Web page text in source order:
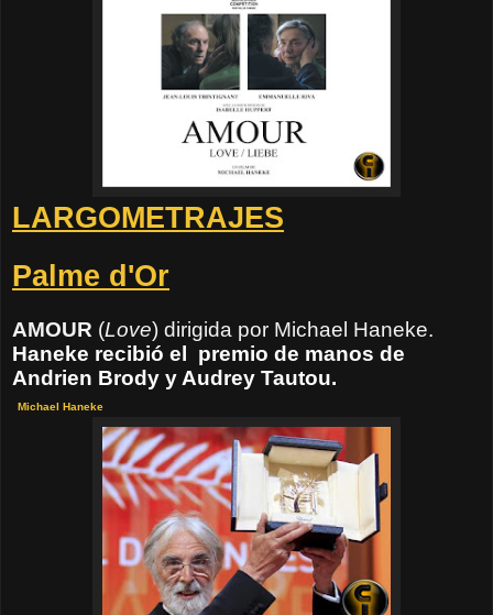
LARGOMETRAJES
Palme d'Or
AMOUR (Love) dirigida por Michael Haneke.
Haneke recibió el premio de manos de
Andrien Brody y Audrey Tautou.
Michael Haneke